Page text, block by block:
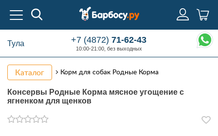
Тула +7 (4872)71-62-43
10:00-21:00, без выходных
Каталог Корм для собак Родные Корма
Консервы Родные Корма мясное угощение с
ягненком для щенков